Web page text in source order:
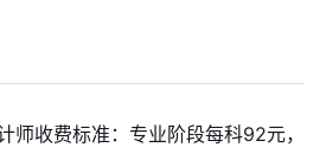
师收费标准：专业阶段每科92元，